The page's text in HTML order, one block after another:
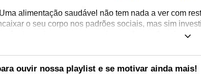
Uma alimentação saudável não tem nada a ver com
o seu corpo nos padrões sociais, mas sim
é a hora de pensar em quais transformações
sorrir em forma de gratidão. Se você está
com muito amor, continue lendo e inspire-se
ouvir nossa playlist e se motivar ainda mais!